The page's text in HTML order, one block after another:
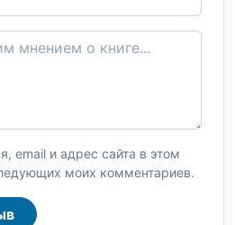
email и адрес сайта в этом
моих комментариев.